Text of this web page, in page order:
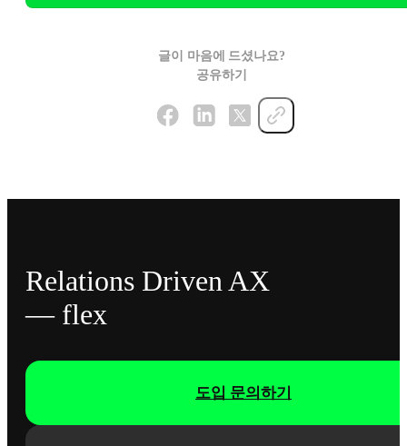
글이 마음에 드셨나요?
공유하기
Relations Driven AX
— flex
도입 문의하기